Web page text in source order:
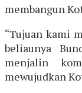
membangun
“Tujuan kami
beliaunya
menjalin
mewujudkan